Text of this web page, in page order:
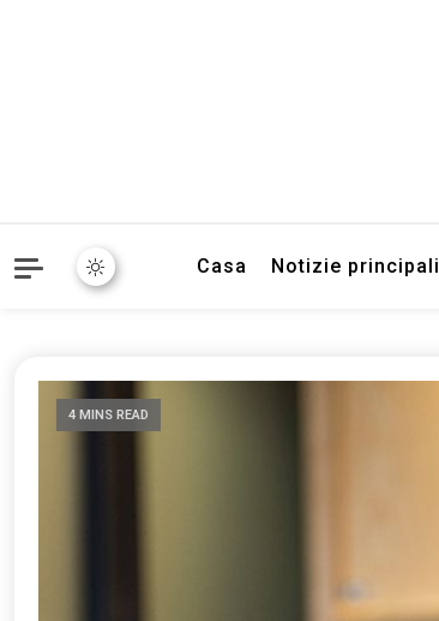
Casa Notizie principali
4 MINS READ